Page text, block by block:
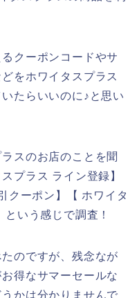
クーポンコードやサ
をホワイタスプラス
たらいいのに♪と思い
スのお店のことを聞
プラス ライン登録】
クーポン】【 ホワイタ
いう感じで調査！
のですが、残念なが
得なサマーセールな
かは分かりませんで